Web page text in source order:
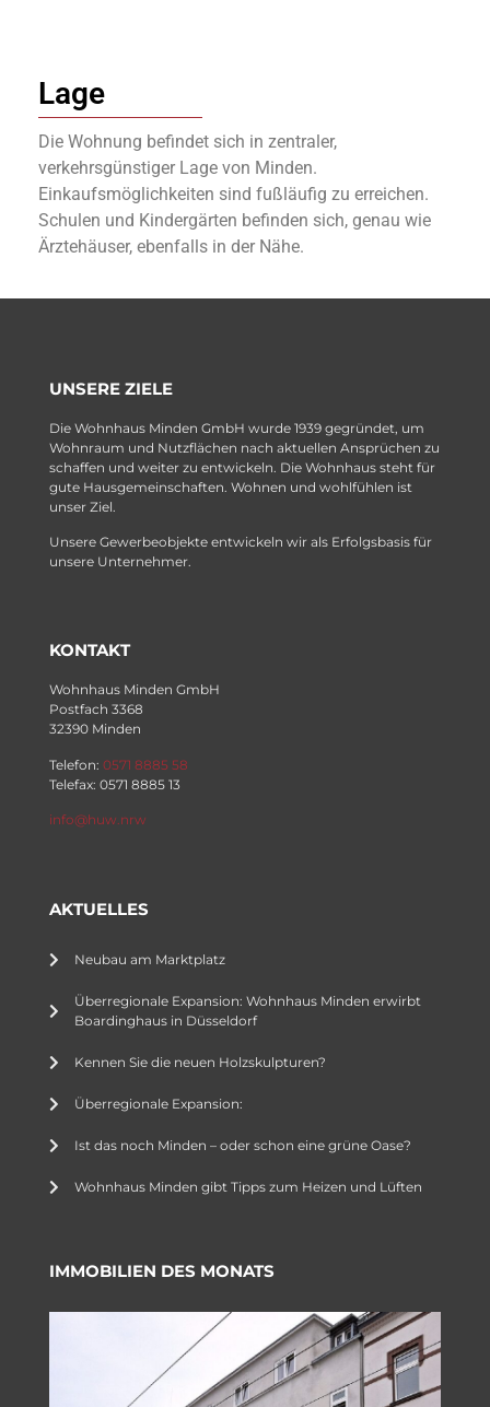
Lage
Die Wohnung befindet sich in zentraler,
verkehrsgünstiger Lage von Minden.
Einkaufsmöglichkeiten sind fußläufig zu erreichen.
Schulen und Kindergärten befinden sich, genau wie
Ärztehäuser, ebenfalls in der Nähe.
UNSERE ZIELE
Die Wohnhaus Minden GmbH wurde 1939 gegründet, um
Wohnraum und Nutzflächen nach aktuellen Ansprüchen zu
schaffen und weiter zu entwickeln. Die Wohnhaus steht für
gute Hausgemeinschaften. Wohnen und wohlfühlen ist
unser Ziel.
Unsere Gewerbeobjekte entwickeln wir als Erfolgsbasis für
unsere Unternehmer.
KONTAKT
Wohnhaus Minden GmbH
Postfach 3368
32390 Minden
Telefon: 0571 8885 58
Telefax: 0571 8885 13
info@huw.nrw
AKTUELLES
Neubau am Marktplatz
Überregionale Expansion: Wohnhaus Minden erwirbt
Boardinghaus in Düsseldorf
Kennen Sie die neuen Holzskulpturen?
Überregionale Expansion:
Ist das noch Minden – oder schon eine grüne Oase?
Wohnhaus Minden gibt Tipps zum Heizen und Lüften
IMMOBILIEN DES MONATS